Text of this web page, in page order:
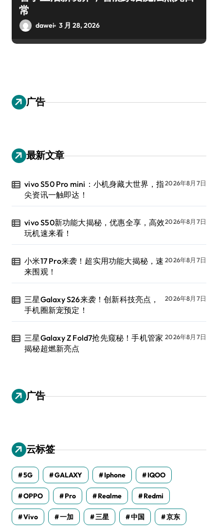
常
dawei 3 月 28, 2026
广告
最新文章
vivo S50 Pro mini：小机身藏大世界，指
尖资讯一触即达！
2026年8月7日
vivo S50新功能大揭秘，优惠全享，高效
玩机速来看！
2026年8月7日
小米17 Pro来袭！超实用功能大揭秘，速
来围观！
2026年8月7日
三星Galaxy S26来袭！创新科技亮点，
手机圈新宠预定！
2026年8月7日
三星Galaxy Z Fold7抢先窥秘！手机管家
揭秘超燃新亮点
2026年8月7日
广告
云标签
5G GALAXY Iphone IQOO
OPPO Pro Realme Redmi
Vivo 一加 三星 中国 京东